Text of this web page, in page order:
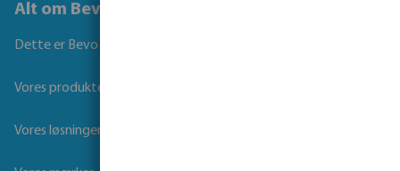
Alt om Bevo
Dette er Bevo
Vores produkter
Vores løsninger